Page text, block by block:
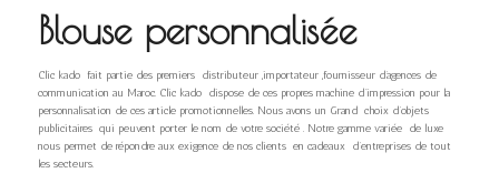
Blouse personnalisée
Clic kado fait partie des premiers distributeur ,importateur ,fournisseur d’agences de
communication au Maroc. Clic kado dispose de ces propres machine d’impression pour la
personnalisation de ces article promotionnelles. Nous avons un Grand choix d’objets
publicitaires qui peuvent porter le nom de votre société . Notre gamme variée de luxe
nous permet de répondre aux exigence de nos clients en cadeaux d’entreprises de tout
les secteurs.